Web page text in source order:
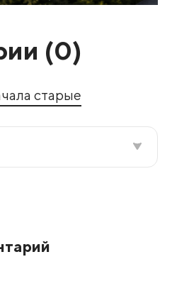
(0)
старые